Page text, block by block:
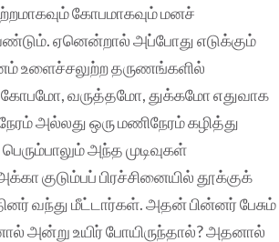
கோபமாகவும் மனச்
ஏனென்றால் அப்போது எடுக்கும்
உளைச்சலுற்ற தருணங்களில்
கோபமோ, வருத்தமோ, துக்கமோ எதுவாக
அல்லது ஒரு மணிநேரம் கழித்து
அந்த முடிவுகள்
குடும்பப் பிரச்சினையில் தூக்குக்
வந்து மீட்டார்கள். அதன் பின்னர் பேசும்
அன்று உயிர் போயிருந்தால்? அதனால்